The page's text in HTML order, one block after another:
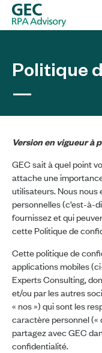
Politique
Version en vigueur à
GEC sait à quel point
attache une
utilisateurs. Nous nous
personnelles (c’est-à-
fournissez et qui
cette Politique de
Cette politique de
applications mobiles
Experts Consulting,
et/ou par les autres
« nos ») qui sont les
caractère personnel («
partagez avec GEC
confidentialité.